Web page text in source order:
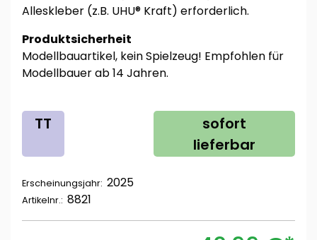
Alleskleber (z.B. UHU® Kraft) erforderlich.
Produktsicherheit
Modellbauartikel, kein Spielzeug! Empfohlen für
Modellbauer ab 14 Jahren.
TT
sofort
lieferbar
Erscheinungsjahr: 2025
Artikelnr.: 8821